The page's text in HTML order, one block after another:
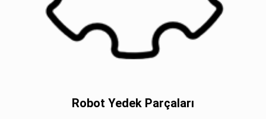
Robot Yedek Parçaları